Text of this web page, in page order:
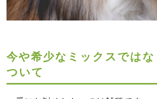
今や希少なミックスではな
ついて